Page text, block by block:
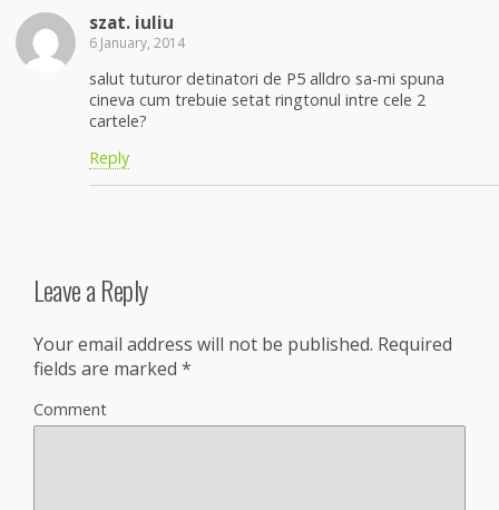
szat. iuliu
6 January, 2014
salut tuturor detinatori de P5 alldro sa-mi spuna
cineva cum trebuie setat ringtonul intre cele 2
cartele?
Reply
Leave a Reply
Your email address will not be published. Required
fields are marked *
Comment